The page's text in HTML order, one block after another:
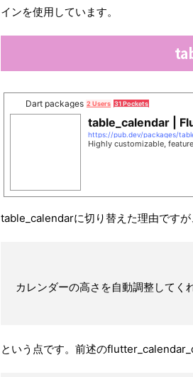
インを使用しています。
Dart packages 2 Users 31 Pockets
table_calendar |
https://pub.dev/packages/
Highly customizable,
table_calendarに切り替えた理由です
カレンダーの高さを自動調整してく
という点です。前述の